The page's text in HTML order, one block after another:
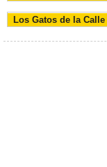
Los Gatos de la Calle